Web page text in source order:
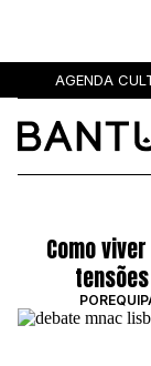
AGENDA
MÚSICA
SOCIEDADE
CULTURA
Como
POR